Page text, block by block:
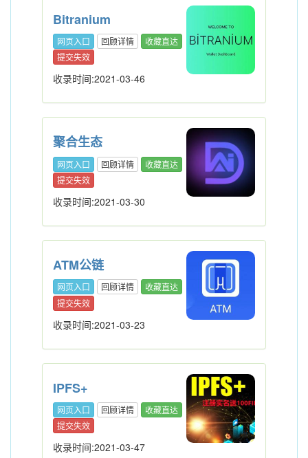
Bitranium
网页入口 回顾详情
收藏直达
提交失效
收录时间:2021-03-46
聚合生态
网页入口 回顾详情
收藏直达
提交失效
收录时间:2021-03-30
ATM公链
网页入口 回顾详情
收藏直达
提交失效
收录时间:2021-03-23
IPFS+
网页入口 回顾详情
收藏直达
提交失效
收录时间:2021-03-47